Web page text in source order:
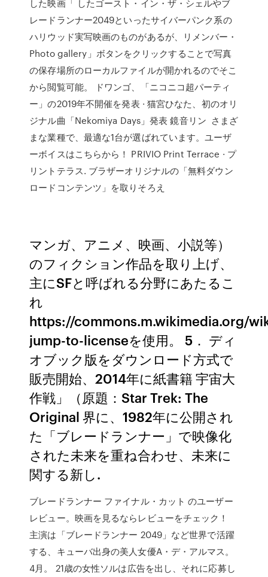
した映画「 したゴースト・イン・ザ・シェルやブ
レードランナー2049といったサイバーパンク系の
ハリウッド実写映画のものがあるが、リメンバー・
Photo gallery」ボタンをクリックすることで写真
の保存場所のローカルファイルが開かれるのでそこ
から閲覧可能。 ドワンゴ、「ニコニコ超パーティ
ー」の2019年不開催を発表 · 猫宮ひなた、初のオリ
ジナル曲「Nekomiya Days」発表 鏡音リン さまざ
まな業種で、最適な1台が選ばれています。ユーザ
ーボイスはこちらから！ PRIVIO Print Terrace · プ
リントテラス. ブラザーオリジナルの「無料ダウン
ロードコンテンツ」を取りそろえ
マンガ、アニメ、映画、小説等）
のフィクション作品を取り上げ、
主にSFと呼ばれる分野にあたるこ
れ
https://commons.m.wikimedia.org/
jump-to-licenseを使用。 5． ディ
オブック版をダウンロード方式で
販売開始、2014年に紙書籍 宇宙大
作戦」（原題：Star Trek: The
Original 界に、1982年に公開され
た「ブレードランナー」で映像化
された未来を重ね合わせ、未来に
関する新し.
ブレードランナー ファイナル・カット のユーザー
レビュー。映画を見るならレビューをチェック！
主演は「ブレードランナー 2049」など世界で活躍
する、キューバ出身の美人女優A・デ・アルマス。
4月。 21歳の女性ソルは広告を出し、それに応募し